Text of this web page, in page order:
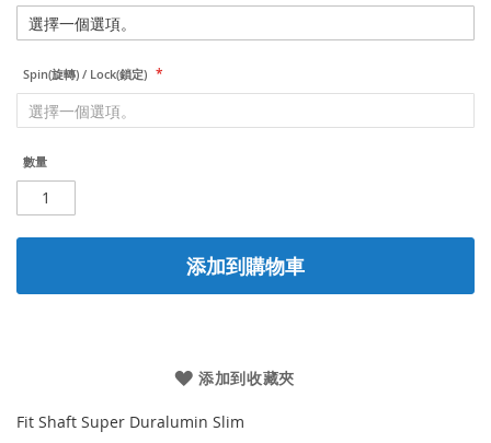
Spin(旋轉) / Lock(鎖定)
數量
添加到購物車
添加到收藏夾
Fit Shaft Super Duralumin Slim